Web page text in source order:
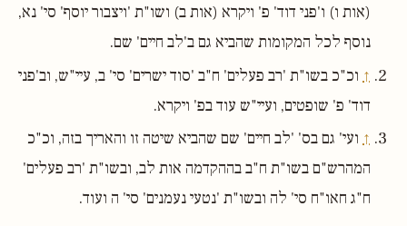
(אות ו) ו'פני דוד' פ' ויקרא (אות ב) ושו"ת 'ויצבור יוסף' סי' נא,
נוסף לכל המקומות שהביא גם ב'לב חיים' שם.
↑ וכ"כ בשו"ת 'רב פעלים' ח"ב 'סוד ישרים' סי' ב, עיי"ש, וב'פני
דוד' פ' שופטים, ועיי"ש עוד בפ' ויקרא.
↑ ועי' גם בס' 'לב חיים' שם שהביא שיטה זו והאריך בזה, וכ"כ
המהרש"ם בשו"ת ח"ב בההקדמה אות לב, ובשו"ת 'רב פעלים'
ח"ג חאו"ח סי' לה ובשו"ת 'נטעי נעמנים' סי' ה ועוד.